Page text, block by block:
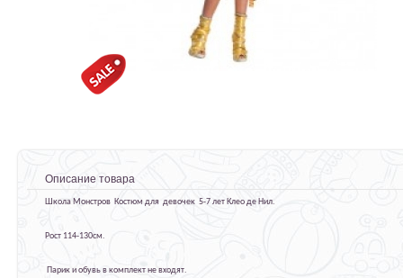
Описание товара
Школа Монстров Костюм для девочек 5-7 лет Клео де Нил.
Рост 114-130см.
Парик и обувь в комплект не входят.